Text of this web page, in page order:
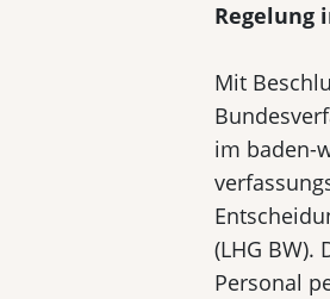
Regelung
Mit
im baden-
(LHG
Personal